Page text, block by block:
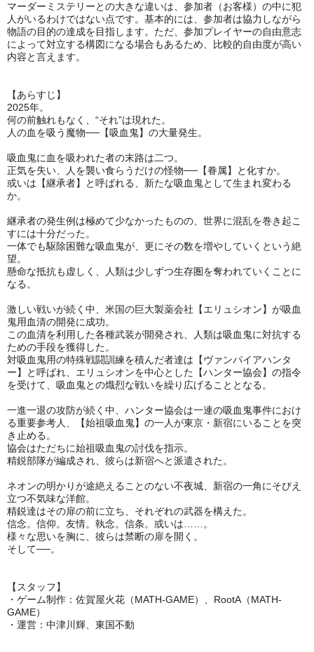
マーダーミステリーとの大きな違いは、参加者（お客様）の中に犯
人がいるわけではない点です。基本的には、参加者は協力しながら
物語の目的の達成を目指します。ただ、参加プレイヤーの自由意志
によって対立する構図になる場合もあるため、比較的自由度が高い
内容と言えます。
【あらすじ】
2025年。
何の前触れもなく、“それ”は現れた。
人の血を吸う魔物──【吸血鬼】の大量発生。
吸血鬼に血を吸われた者の末路は二つ。
正気を失い、人を襲い食らうだけの怪物──【眷属】と化すか。
或いは【継承者】と呼ばれる、新たな吸血鬼として生まれ変わる
か。
継承者の発生例は極めて少なかったものの、世界に混乱を巻き起こ
すには十分だった。
一体でも駆除困難な吸血鬼が、更にその数を増やしていくという絶
望。
懸命な抵抗も虚しく、人類は少しずつ生存圏を奪われていくことに
なる。
激しい戦いが続く中、米国の巨大製薬会社【エリュシオン】が吸血
鬼用血清の開発に成功。
この血清を利用した各種武装が開発され、人類は吸血鬼に対抗する
ための手段を獲得した。
対吸血鬼用の特殊戦闘訓練を積んだ者達は【ヴァンパイアハンタ
ー】と呼ばれ、エリュシオンを中心とした【ハンター協会】の指令
を受けて、吸血鬼との熾烈な戦いを繰り広げることとなる。
一進一退の攻防が続く中、ハンター協会は一連の吸血鬼事件におけ
る重要参考人、【始祖吸血鬼】の一人が東京・新宿にいることを突
き止める。
協会はただちに始祖吸血鬼の討伐を指示。
精鋭部隊が編成され、彼らは新宿へと派遣された。
ネオンの明かりが途絶えることのない不夜城、新宿の一角にそびえ
立つ不気味な洋館。
精鋭達はその扉の前に立ち、それぞれの武器を構えた。
信念。信仰。友情。執念。信条。或いは……。
様々な思いを胸に、彼らは禁断の扉を開く。
そして──。
【スタッフ】
・ゲーム制作：佐賀屋火花（MATH-GAME）、RootA（MATH-
GAME）
・運営：中津川輝、東国不動